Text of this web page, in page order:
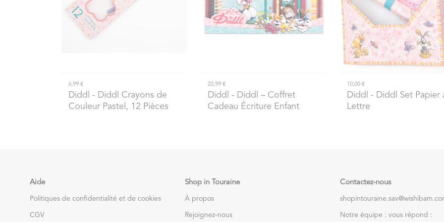
6,99 €
Diddl
- Diddl Crayons de
Couleur Pastel, 12 Pièces
22,99 €
Diddl
- Diddl – Coffret
Cadeau Écriture Enfant
10,00 €
Diddl
- Diddl Set Papier
Lettre
Aide
Politiques de confidentialité et de cookies
CGV
Shop in Touraine
À propos
Rejoignez-nous
Contactez-nous
Notre équipe : vous répond :